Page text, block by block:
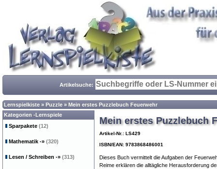
Artikelsuche:
Lernspielkiste » Puzzle » Mein erstes Puzzlebuch Feuerwehr
Mein erstes Puzzlebuch
Artikel-Nr.: LS429
ISBN/EAN: 9783868486001
Dieses Buch vermittelt die Aufgaben der
Reime erklären die alltägliche Herausforderung
Kategorien -Lernspiele
Sparpakete (12)
Mathematik -» (320)
Lesen / Schreiben -» (313)